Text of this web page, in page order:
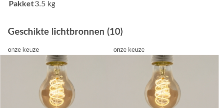
Pakket3.5 kg
Geschikte lichtbronnen (10)
onze keuze onze keuze